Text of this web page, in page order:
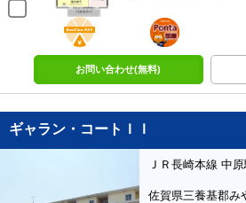
BunChinPAY
ポンタ
部屋
お問い合わせ(無料)
ギャラン・コートＩＩ
ＪＲ長崎本線 中
佐賀県三養基郡み